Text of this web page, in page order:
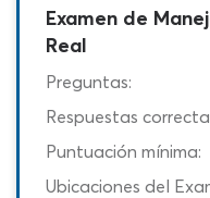
Examen de
Real
Preguntas:
Respuestas
Puntuación mínima:
Ubicaciones del